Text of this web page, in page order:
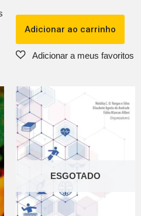
Adicionar ao carrinho
ESGOTADO